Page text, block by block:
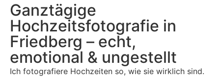
Ganztägige
Hochzeitsfotografie in
Friedberg – echt,
emotional & ungestellt
Ich fotografiere Hochzeiten so, wie sie wirklich sind.